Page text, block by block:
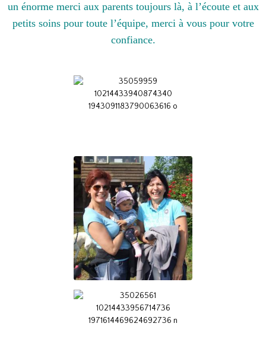
un énorme merci aux parents toujours là, à l’écoute et aux
petits soins pour toute l’équipe, merci à vous pour votre
confiance.